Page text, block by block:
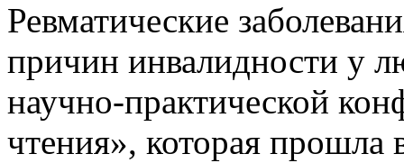
Ревматические
причин инвалидности у
научно-практической
чтения», которая прошла